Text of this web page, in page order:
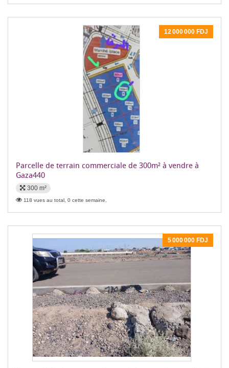
12 000 000 FDJ
Parcelle de terrain commerciale de 300m² à vendre à
Gaza440
300 m²
118 vues au total, 0 cette semaine,
5 000 000 FDJ